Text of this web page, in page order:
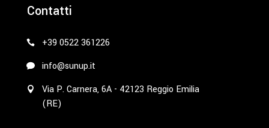
Contatti
+39 0522 361226
info@sunup.it
Via P. Carnera, 6A - 42123 Reggio Emilia
(RE)